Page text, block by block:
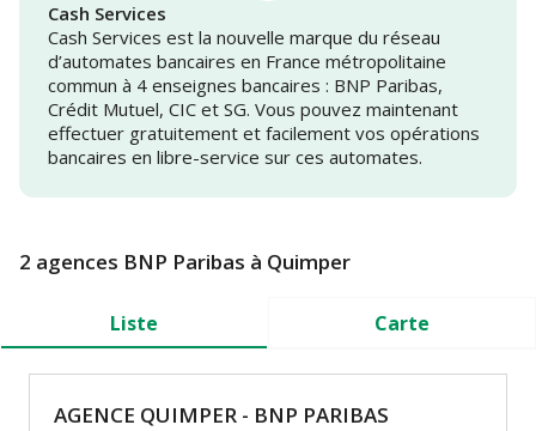
Cash Services
Cash Services est la nouvelle marque du réseau
d’automates bancaires en France métropolitaine
commun à 4 enseignes bancaires : BNP Paribas,
Crédit Mutuel, CIC et SG. Vous pouvez maintenant
effectuer gratuitement et facilement vos opérations
bancaires en libre-service sur ces automates.
2 agences BNP Paribas à Quimper
Liste Carte
AGENCE QUIMPER - BNP PARIBAS